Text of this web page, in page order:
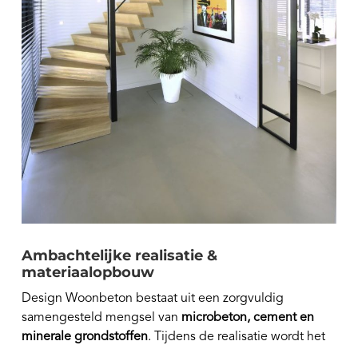
Ambachtelijke realisatie &
materiaalopbouw
Design Woonbeton bestaat uit een zorgvuldig
samengesteld mengsel van microbeton, cement en
minerale grondstoffen. Tijdens de realisatie wordt het